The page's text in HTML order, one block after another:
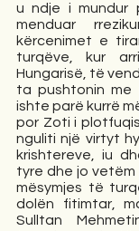
u ndje i mundur
menduar
kërcenimet e
turqëve, kur
Hungarisë, të
ta pushtonin me
ishte parë kurrë
por Zoti i
nguliti një virtyt
krishtereve, iu
tyre dhe jo vetëm
mësymjes të
dolën fitimtar,
Sulltan